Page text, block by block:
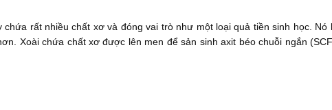
rất nhiều chất xơ và đóng vai trò như một loại quả tiền sinh học. Nó
Xoài chứa chất xơ được lên men để sản sinh axit béo chuỗi ngắn